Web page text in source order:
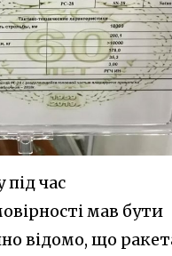
час
мав бути
відомо, що